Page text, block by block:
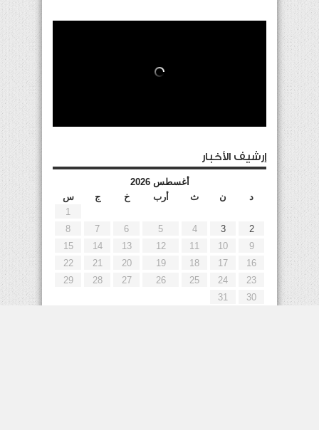
إرشيف الأخبار
أغسطس 2026
د
ن ث أرب خ ج
س
1
2
3
4
5
6
7
8
9
10
11
12
13
14
15
16
17
18
19
20
21
22
23
24
25
26
27
28
29
30
31